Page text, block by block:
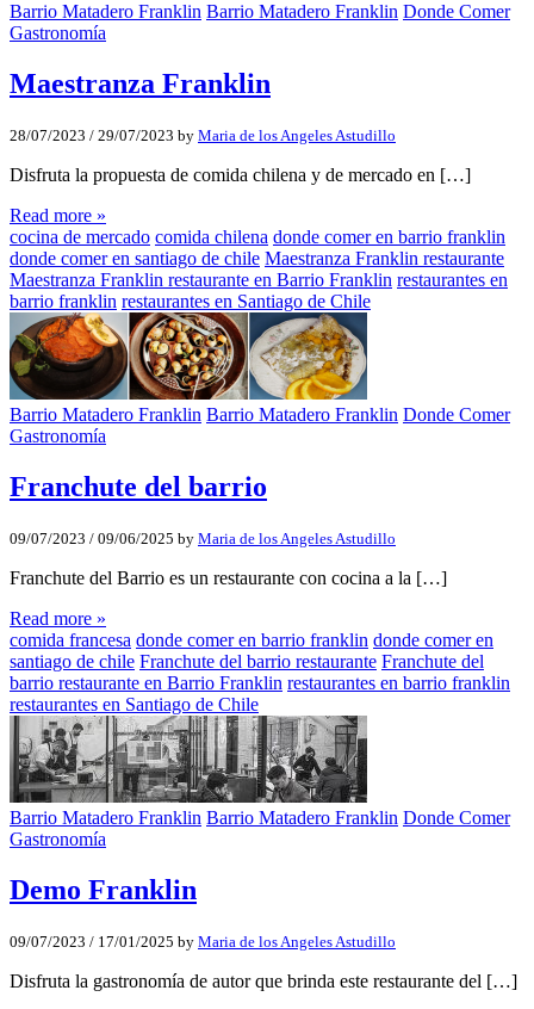
Barrio Matadero Franklin Barrio Matadero Franklin Donde Comer
Gastronomía
Maestranza Franklin
28/07/2023 / 29/07/2023 by Maria de los Angeles Astudillo
Disfruta la propuesta de comida chilena y de mercado en […]
Read more »
cocina de mercado comida chilena donde comer en barrio franklin
donde comer en santiago de chile Maestranza Franklin restaurante
Maestranza Franklin restaurante en Barrio Franklin restaurantes en
barrio franklin restaurantes en Santiago de Chile
Barrio Matadero Franklin Barrio Matadero Franklin Donde Comer
Gastronomía
Franchute del barrio
09/07/2023 / 09/06/2025 by Maria de los Angeles Astudillo
Franchute del Barrio es un restaurante con cocina a la […]
Read more »
comida francesa donde comer en barrio franklin donde comer en
santiago de chile Franchute del barrio restaurante Franchute del
barrio restaurante en Barrio Franklin restaurantes en barrio franklin
restaurantes en Santiago de Chile
Barrio Matadero Franklin Barrio Matadero Franklin Donde Comer
Gastronomía
Demo Franklin
09/07/2023 / 17/01/2025 by Maria de los Angeles Astudillo
Disfruta la gastronomía de autor que brinda este restaurante del […]